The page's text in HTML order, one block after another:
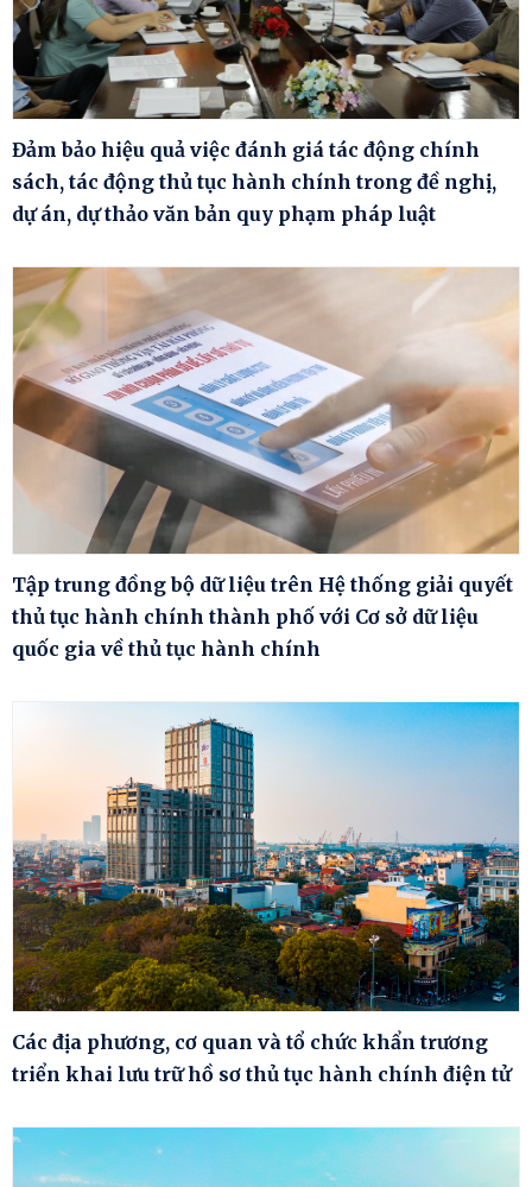
Đảm bảo hiệu quả việc đánh giá tác động chính
sách, tác động thủ tục hành chính trong đề nghị,
dự án, dự thảo văn bản quy phạm pháp luật
Tập trung đồng bộ dữ liệu trên Hệ thống giải quyết
thủ tục hành chính thành phố với Cơ sở dữ liệu
quốc gia về thủ tục hành chính
Các địa phương, cơ quan và tổ chức khẩn trương
triển khai lưu trữ hồ sơ thủ tục hành chính điện tử